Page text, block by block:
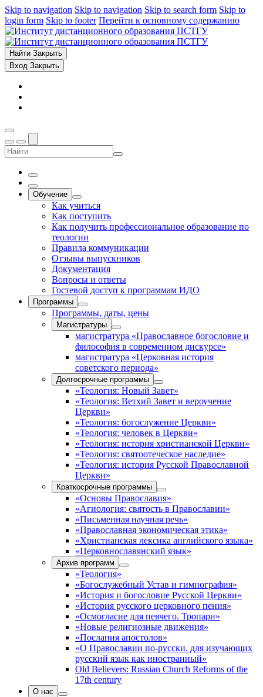
Skip to navigation Skip to navigation Skip to search form Skip to
login form Skip to footer Перейти к основному содержанию
Найти Закрыть
Вход Закрыть
Обучение
Как учиться
Как поступить
Как получить профессиональное образование по
теологии
Правила коммуникации
Отзывы выпускников
Документация
Вопросы и ответы
Гостевой доступ к программам ИДО
Программы
Программы, даты, цены
Магистратуры
магистратура «Православное богословие и
философия в современном дискурсе»
магистратура «Церковная история
советского периода»
Долгосрочные программы
«Теология: Новый Завет»
«Теология: Ветхий Завет и вероучение
Церкви»
«Теология: богослужение Церкви»
«Теология: человек в Церкви»
«Теология: история христианской Церкви»
«Теология: святоотеческое наследие»
«Теология: история Русской Православной
Церкви»
Краткосрочные программы
«Основы Православия»
«Агиология: святость в Православии»
«Письменная научная речь»
«Православная экономическая этика»
«Христианская лексика английского языка»
«Церковнославянский язык»
Архив программ
«Теология»
«Богослужебный Устав и гимнография»
«История и богословие Русской Церкви»
«История русского церковного пения»
«Осмогласие для певчего. Тропари»
«Новые религиозные движения»
«Послания апостолов»
«О Православии по-русски. для изучающих
русский язык как иностранный»
Old Believers: Russian Church Reforms of the
17th century
О нас